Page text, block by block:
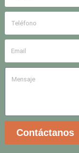
Contáctanos